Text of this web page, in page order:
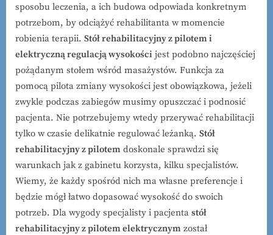
sposobu leczenia, a ich budowa odpowiada konkretnym
potrzebom, by odciążyć rehabilitanta w momencie
robienia terapii. Stół rehabilitacyjny z pilotem i
elektryczną regulacją wysokości jest podobno najczęściej
pożądanym stołem wśród masażystów. Funkcja za
pomocą pilota zmiany wysokości jest obowiązkowa, jeżeli
zwykle podczas zabiegów musimy opuszczać i podnosić
pacjenta. Nie potrzebujemy wtedy przerywać rehabilitacji
tylko w czasie delikatnie regulować leżanką. Stół
rehabilitacyjny z pilotem doskonale sprawdzi się
warunkach jak z gabinetu korzysta, kilku specjalistów.
Wiemy, że każdy spośród nich ma własne preferencje i
będzie mógł łatwo dopasować wysokość do swoich
potrzeb. Dla wygody specjalisty i pacjenta stół
rehabilitacyjny z pilotem elektrycznym został